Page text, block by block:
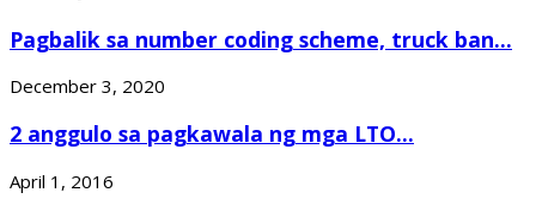
Pagbalik sa number coding scheme, truck ban...
December 3, 2020
2 anggulo sa pagkawala ng mga LTO...
April 1, 2016